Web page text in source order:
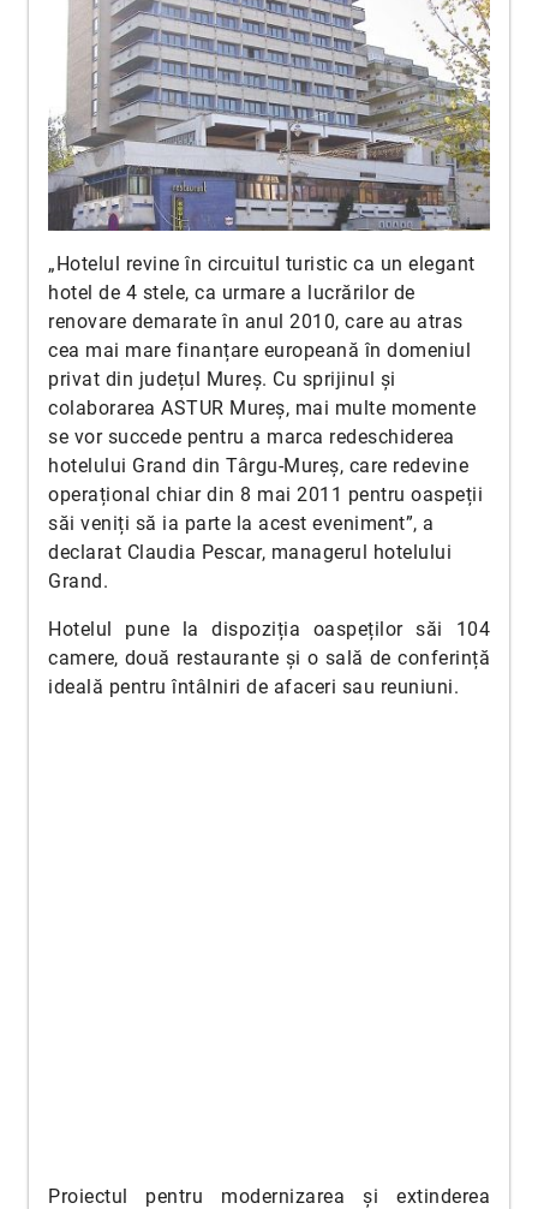
„Hotelul revine în circuitul turistic ca un elegant
hotel de 4 stele, ca urmare a lucrărilor de
renovare demarate în anul 2010, care au atras
cea mai mare finanțare europeană în domeniul
privat din județul Mureș. Cu sprijinul și
colaborarea ASTUR Mureș, mai multe momente
se vor succede pentru a marca redeschiderea
hotelului Grand din Târgu-Mureș, care redevine
operațional chiar din 8 mai 2011 pentru oaspeții
săi veniți să ia parte la acest eveniment”, a
declarat Claudia Pescar, managerul hotelului
Grand.
Hotelul pune la dispoziția oaspeților săi 104
camere, două restaurante și o sală de conferință
ideală pentru întâlniri de afaceri sau reuniuni.
Proiectul pentru modernizarea și extinderea